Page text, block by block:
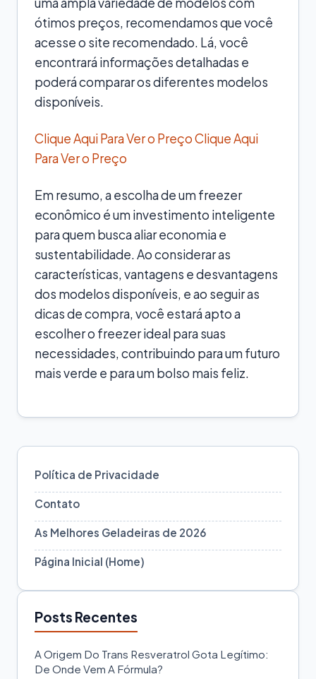
ótimos preços, recomendamos que você
acesse o site recomendado. Lá, você
encontrará informações detalhadas e
poderá comparar os diferentes modelos
disponíveis.
Clique Aqui Para Ver o PreçoClique Aqui
Para Ver o Preço
Em resumo, a escolha de um freezer
econômico é um investimento inteligente
para quem busca aliar economia e
sustentabilidade. Ao considerar as
características, vantagens e desvantagens
dos modelos disponíveis, e ao seguir as
dicas de compra, você estará apto a
escolher o freezer ideal para suas
necessidades, contribuindo para um futuro
mais verde e para um bolso mais feliz.
Política de Privacidade
Contato
As Melhores Geladeiras de 2026
Página Inicial (Home)
Posts Recentes
A Origem Do Trans Resveratrol Gota Legítimo:
De Onde Vem A Fórmula?